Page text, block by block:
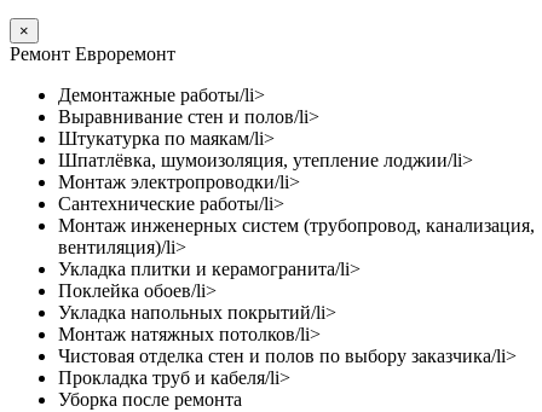
×
Ремонт Евроремонт
Демонтажные работы/li>
Выравнивание стен и полов/li>
Штукатурка по маякам/li>
Шпатлёвка, шумоизоляция, утепление лоджии/li>
Монтаж электропроводки/li>
Сантехнические работы/li>
Монтаж инженерных систем (трубопровод, канализация,
вентиляция)/li>
Укладка плитки и керамогранита/li>
Поклейка обоев/li>
Укладка напольных покрытий/li>
Монтаж натяжных потолков/li>
Чистовая отделка стен и полов по выбору заказчика/li>
Прокладка труб и кабеля/li>
Уборка после ремонта